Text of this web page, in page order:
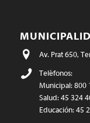
Av. Prat 650,
Teléfonos:
Municipal: 800
Salud: 45 324
Educación: 45